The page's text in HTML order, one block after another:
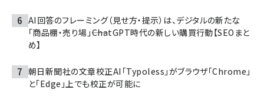
AI回答のフレーミング（見せ方・提示）は、デジタルの新たな
「商品棚・売り場」――ChatGPT時代の新しい購買行動【SEOまと
め】
朝日新聞社の文章校正AI「Typoless」がブラウザ「Chrome」
と「Edge」上でも校正が可能に